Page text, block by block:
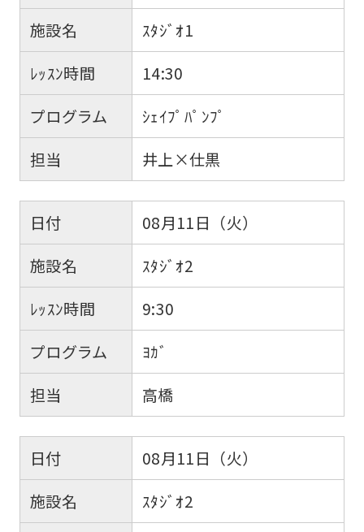
施設名
ｽﾀｼﾞｵ1
ﾚｯｽﾝ時間
14:30
プログラム
ｼｪｲﾌﾟﾊﾟﾝﾌﾟ
担当
井上×仕黒
日付
08月11日（火）
施設名
ｽﾀｼﾞｵ2
ﾚｯｽﾝ時間
9:30
プログラム
ﾖｶﾞ
担当
高橋
日付
08月11日（火）
施設名
ｽﾀｼﾞｵ2